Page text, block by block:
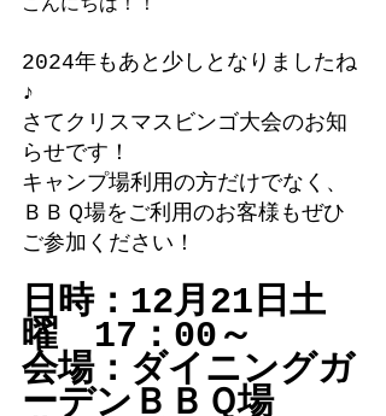
こんにちは！！
2024年もあと少しとなりましたね
♪
さてクリスマスビンゴ大会のお知
らせです！
キャンプ場利用の方だけでなく、
ＢＢＱ場をご利用のお客様もぜひ
ご参加ください！
日時：12月21日土
曜　17：00～
会場：ダイニングガ
ーデンＢＢＱ場